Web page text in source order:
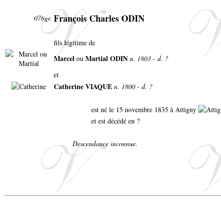
076gr. François Charles ODIN
fils légitime de
Marcel ou Martial ODIN n. 1803 - d. ?
et
Catherine VIAQUE n. 1800 - d. ?
est né le 15 novembre 1835 à Attigny
et est décédé en ?
Descendance inconnue.